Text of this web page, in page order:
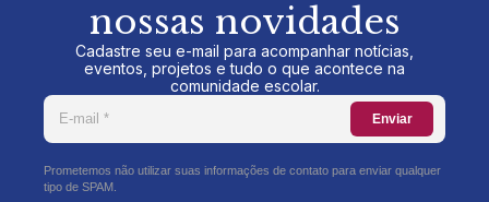
nossas novidades
Cadastre seu e-mail para acompanhar notícias,
eventos, projetos e tudo o que acontece na
comunidade escolar.
Enviar
Prometemos não utilizar suas informações de contato para enviar qualquer
tipo de SPAM.